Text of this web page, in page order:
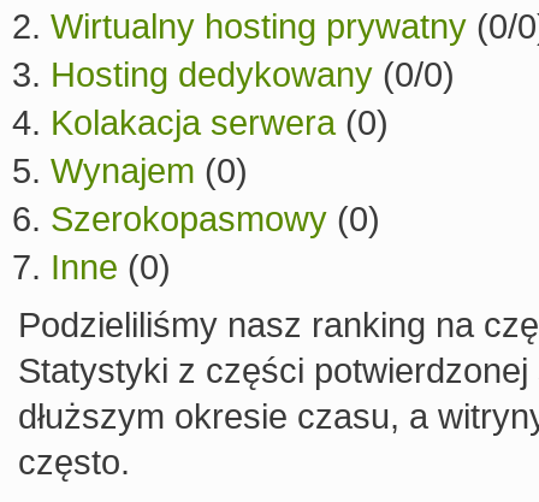
Wirtualny hosting prywatny (0/
Hosting dedykowany (0/0)
Kolakacja serwera(0)
Wynajem (0)
Szerokopasmowy (0)
Inne (0)
Podzieliliśmy nasz ranking na
Statystyki z części
dłuższym okresie czasu, a
często.